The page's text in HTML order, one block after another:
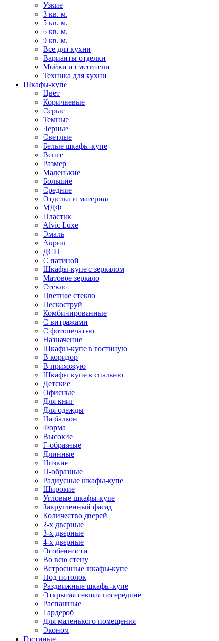
Узкие
3 кв. м.
5 кв. м.
6 кв. м.
9 кв. м.
Все для кухни
Варианты отделки
Мойки и смесители
Техника для кухни
Шкафы-купе
Цвет
Коричневые
Серые
Темные
Черные
Светлые
Белые шкафы-купе
Венге
Размер
Маленькие
Большие
Средние
Отделка и материал
МДФ
Пластик
Alvic Luxe
Эмаль
Акрил
ДСП
С патиной
Шкафы-купе с зеркалом
Матовое зеркало
Стекло
Цветное стекло
Пескоструй
Комбинированные
С витражами
С фотопечатью
Назначение
Шкафы-купе в гостиную
В коридор
В прихожую
Шкафы-купе в спальню
Детские
Офисные
Для книг
Для одежды
На балкон
Форма
Высокие
Г-образные
Длинные
Низкие
П-образные
Радиусные шкафы-купе
Широкие
Угловые шкафы-купе
Закругленный фасад
Количество дверей
2-х дверные
3-х дверные
4-х дверные
Особенности
Во всю стену
Встроенные шкафы-купе
Под потолок
Раздвижные шкафы-купе
Открытая секция посередине
Распашные
Гардероб
Для маленького помещения
Эконом
Гостиные